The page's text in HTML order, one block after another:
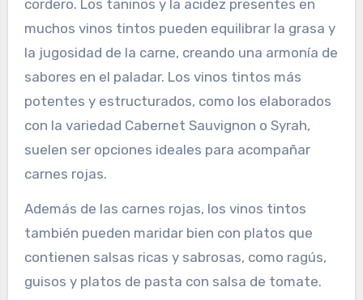
cordero. Los taninos y la acidez presentes en
muchos vinos tintos pueden equilibrar la grasa y
la jugosidad de la carne, creando una armonía de
sabores en el paladar. Los vinos tintos más
potentes y estructurados, como los elaborados
con la variedad Cabernet Sauvignon o Syrah,
suelen ser opciones ideales para acompañar
carnes rojas.
Además de las carnes rojas, los vinos tintos
también pueden maridar bien con platos que
contienen salsas ricas y sabrosas, como ragús,
guisos y platos de pasta con salsa de tomate.